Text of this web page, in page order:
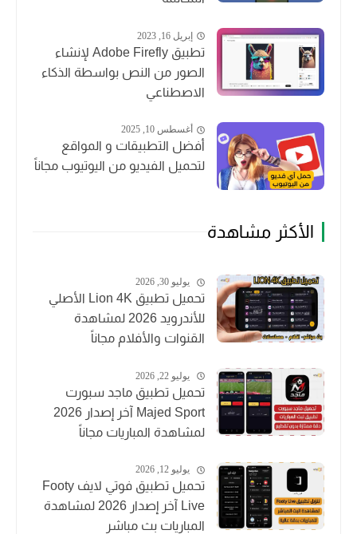
إبريل 16, 2023
تطبيق Adobe Firefly لإنشاء
الصور من النص بواسطة الذكاء
الاصطناعي
أغسطس 10, 2025
أفضل التطبيقات و المواقع
لتحميل الفيديو من اليوتيوب مجاناً
الأكثر مشاهدة
يوليو 30, 2026
تحميل تطبيق Lion 4K الأصلي
للأندرويد 2026 لمشاهدة
القنوات والأفلام مجاناً
يوليو 22, 2026
تحميل تطبيق ماجد سبورت
Majed Sport آخر إصدار 2026
لمشاهدة المباريات مجاناً
يوليو 12, 2026
تحميل تطبيق فوتي لايف Footy
Live آخر إصدار 2026 لمشاهدة
المباريات بث مباشر